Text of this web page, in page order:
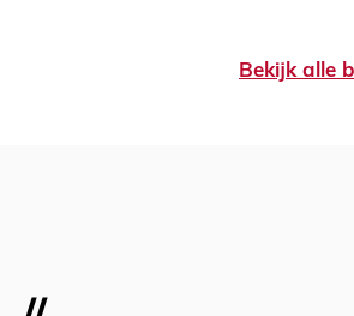
Bekijk alle